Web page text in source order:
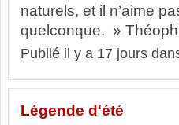
naturels, et il n’aime
quelconque. »
Publié il y a 17 jours
Légende d'été